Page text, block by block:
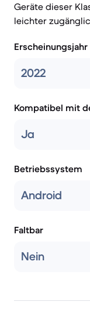
Geräte dieser
leichter
Erscheinungsjahr
2022
Kompatibel mit
Ja
Betriebssystem
Android
Faltbar
Nein